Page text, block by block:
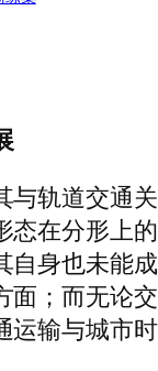
与轨道交通
态在分形上
自身也未能
面；而无论
运输与城市